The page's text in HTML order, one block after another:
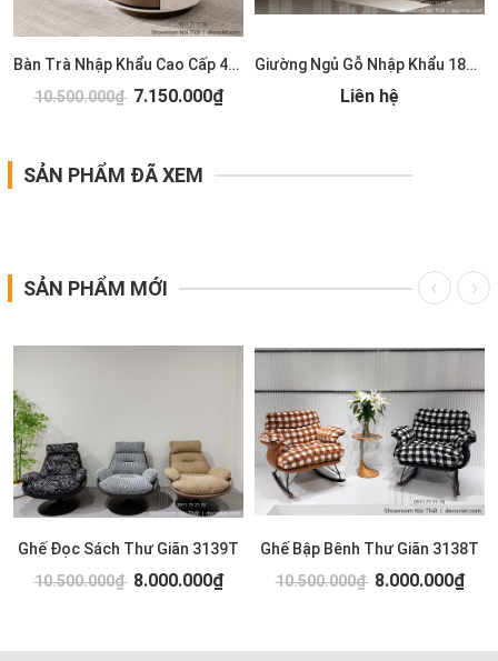
Bàn Trà Nhập Khẩu Cao Cấp 489S
10.500.000₫ 7.150.000₫
Giường Ngủ Gỗ Nhập Khẩu 185T
Liên hệ
SẢN PHẨM ĐÃ XEM
SẢN PHẨM MỚI
Ghế Đọc Sách Thư Giãn 3139T
10.500.000₫ 8.000.000₫
Ghế Bập Bênh Thư Giãn 3138T
10.500.000₫ 8.000.000₫